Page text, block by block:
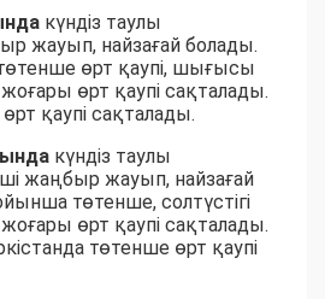
күндіз таулы
жауып, найзағай болады.
өрт қаупі, шығысы
өрт қаупі сақталады.
қаупі сақталады.
күндіз таулы
жаңбыр жауып, найзағай
төтенше, солтүстігі
өрт қаупі сақталады.
төтенше өрт қаупі